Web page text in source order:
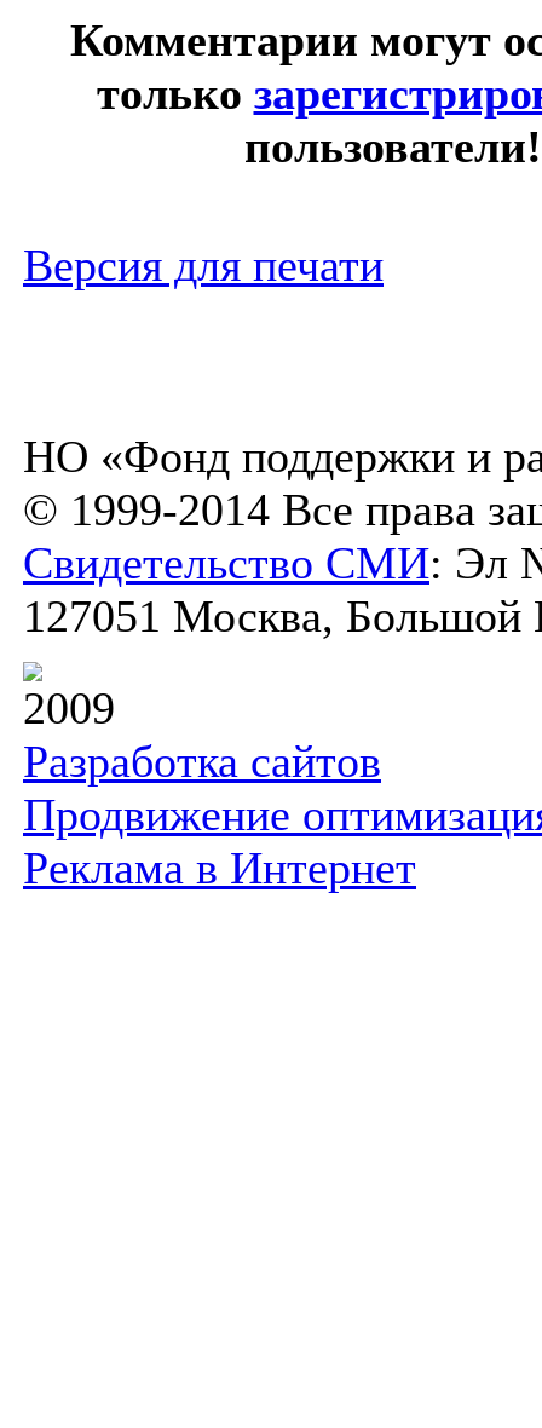
Комментарии могут
только
пользователи!
Версия для печати
НО «Фонд поддержки и
© 1999-2014 Все права
Свидетельство СМИ: Эл
127051 Москва, Большой
2009
Разработка сайтов
Продвижение
Реклама в Интернет